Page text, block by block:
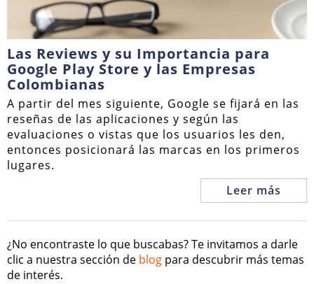
Las Reviews y su Importancia para
Google Play Store y las Empresas
Colombianas
A partir del mes siguiente, Google se fijará en las
reseñas de las aplicaciones y según las
evaluaciones o vistas que los usuarios les den,
entonces posicionará las marcas en los primeros
lugares.
Leer más
¿No encontraste lo que buscabas? Te invitamos a darle
clic a nuestra sección de blog para descubrir más temas
de interés.